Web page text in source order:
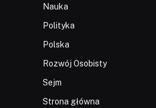
Nauka
Polityka
Polska
Rozwój Osobisty
Sejm
Strona główna